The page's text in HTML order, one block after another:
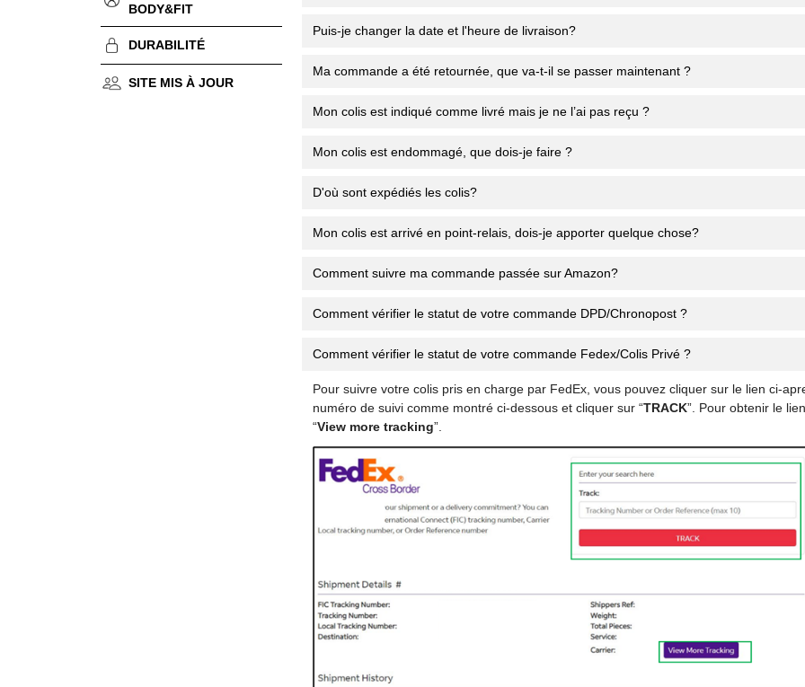
BODY&FIT
DURABILITÉ
SITE MIS À JOUR
Puis-je changer la date et l'heure de livraison?
Ma commande a été retournée, que va-t-il se passer maintenant ?
Mon colis est indiqué comme livré mais je ne l’ai pas reçu ?
Mon colis est endommagé, que dois-je faire ?
D'où sont expédiés les colis?
Mon colis est arrivé en point-relais, dois-je apporter quelque chose?
Comment suivre ma commande passée sur Amazon?
Comment vérifier le statut de votre commande DPD/Chronopost ?
Comment vérifier le statut de votre commande Fedex/Colis Privé ?
Pour suivre votre colis pris en charge par FedEx, vous pouvez cliquer sur le lien ci-
numéro de suivi comme montré ci-dessous et cliquer sur “TRACK”. Pour obtenir le
“View more tracking”.